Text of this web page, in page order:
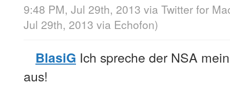
9:48 PM, Jul 29th, 2013 via Twitter for
Jul 29th, 2013 via Echofon)
BlasiG Ich spreche der NSA
aus!